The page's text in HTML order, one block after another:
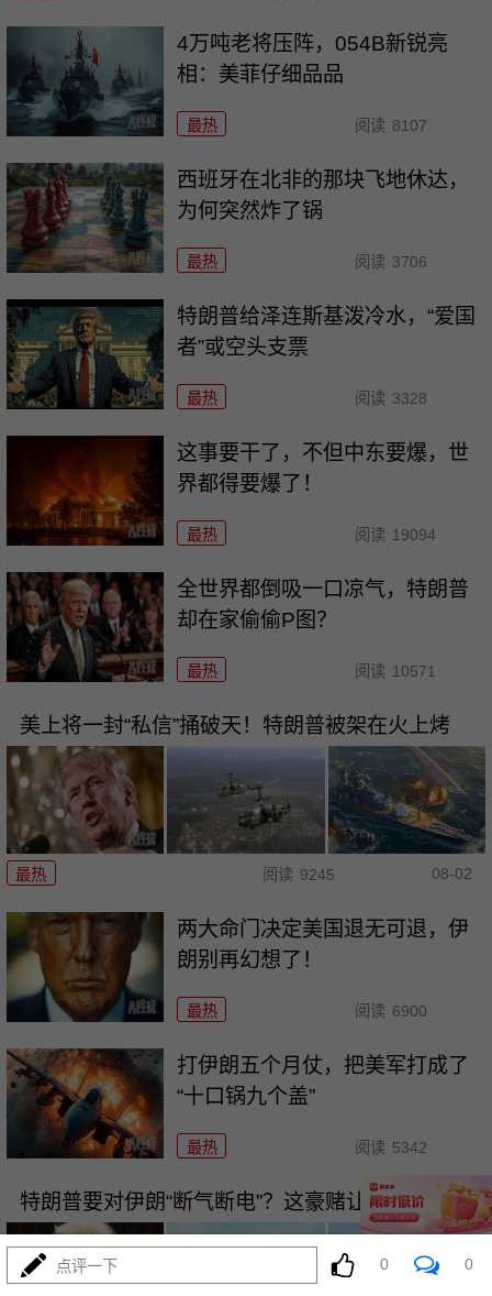
4万吨老将压阵，054B新锐亮
相：美菲仔细品品
最热 阅读 8107
西班牙在北非的那块飞地休达，
为何突然炸了锅
最热 阅读 3706
特朗普给泽连斯基泼冷水，“爱国
者”或空头支票
最热 阅读 3328
这事要干了，不但中东要爆，世
界都得要爆了！
最热 阅读 19094
全世界都倒吸一口凉气，特朗普
却在家偷偷P图？
最热 阅读 10571
美上将一封“私信”捅破天！特朗普被架在火上烤
最热 阅读 9245 08-02
两大命门决定美国退无可退，伊
朗别再幻想了！
最热 阅读 6900
打伊朗五个月仗，把美军打成了
“十口锅九个盖”
最热 阅读 5342
特朗普要对伊朗“断气断电”？这豪赌让全球买单
点评一下 0 0